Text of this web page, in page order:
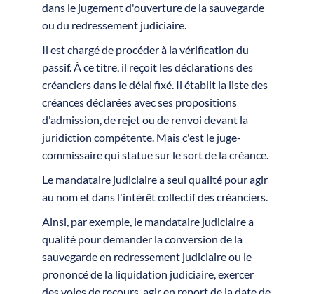
dans le jugement d'ouverture de la sauvegarde
ou du redressement judiciaire.
Il est chargé de procéder à la vérification du
passif. À ce titre, il reçoit les déclarations des
créanciers dans le délai fixé. Il établit la liste des
créances déclarées avec ses propositions
d'admission, de rejet ou de renvoi devant la
juridiction compétente. Mais c'est le juge-
commissaire qui statue sur le sort de la créance.
Le mandataire judiciaire a seul qualité pour agir
au nom et dans l'intérêt collectif des créanciers.
Ainsi, par exemple, le mandataire judiciaire a
qualité pour demander la conversion de la
sauvegarde en redressement judiciaire ou le
prononcé de la liquidation judiciaire, exercer